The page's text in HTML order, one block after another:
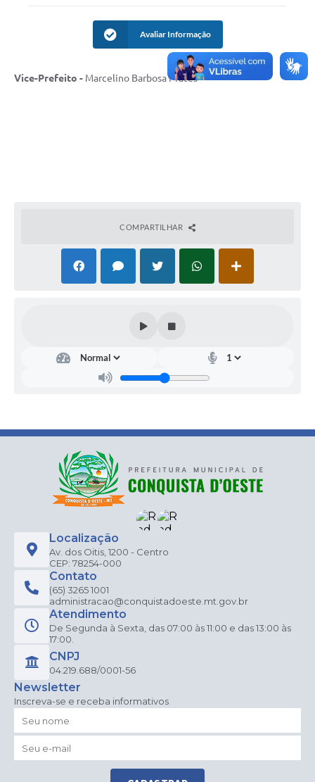
Avaliar Informação
Vice-Prefeito - Marcelino Barbosa Prates
COMPARTILHAR
Localização
Av. dos Oitis, 1200 - Centro
CEP: 78254-000
Contato
(65) 3265 1001
administracao@conquistadoeste.mt.gov.br
Atendimento
De Segunda à Sexta, das 07:00 às 11:00 e das 13:00 às
17:00.
CNPJ
04.219.688/0001-56
Newsletter
Inscreva-se e receba informativos